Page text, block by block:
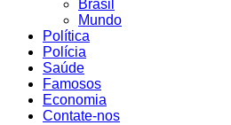
Brasil
Mundo
Política
Polícia
Saúde
Famosos
Economia
Contate-nos